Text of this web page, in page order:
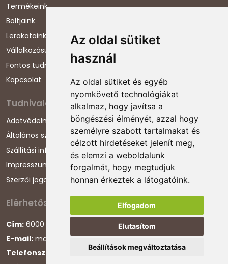
Az oldal sütiket
használ
Az oldal sütiket és egyéb
nyomkövető technológiákat
alkalmaz, hogy javítsa a
böngészési élményét, azzal hogy
személyre szabott tartalmakat és
célzott hirdetéseket jelenít meg,
és elemzi a weboldalunk
forgalmát, hogy megtudjuk
honnan érkeztek a látogatóink.
Elfogadom
Elutasítom
Beállítások megváltoztatása
Termékeink
Boltjaink
Lerakataink
Vállalkozásunkról
Fontos tudnivalók
Kapcsolat
Tudnivalók
Adatvédelmi nyilatkozat
Általános szerződési feltételek
Szállítási információk
Impresszum
Szerzői jogok
Elérhetőségeink
Cím: 6000 Kecskemét, Darázs utca 1.
E-mail: magyarcsaladellato@gmail.com
Telefonszám:
+36 30 868 88 75